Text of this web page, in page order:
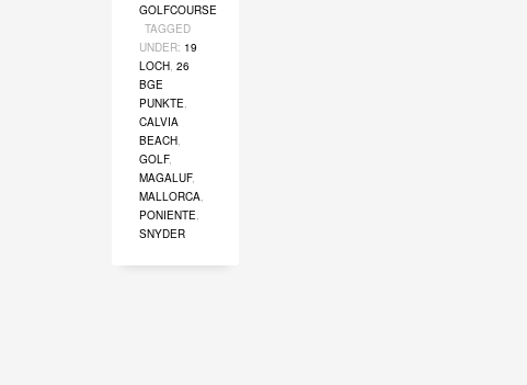
GOLFCOURSE
TAGGED
UNDER: 19
LOCH, 26
BGE
PUNKTE,
CALVIA
BEACH,
GOLF,
MAGALUF,
MALLORCA,
PONIENTE,
SNYDER